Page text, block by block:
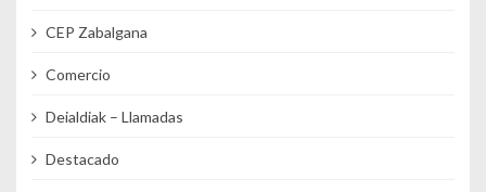
CEP Zabalgana
Comercio
Deialdiak – Llamadas
Destacado